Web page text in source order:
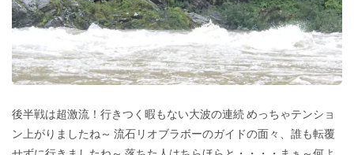
後半戦は超激流！行きつく暇もない大波の連続 めっちゃテンショ
ン上がりましたね～ 流石リオブラボーのガイドの面々、誰も転覆